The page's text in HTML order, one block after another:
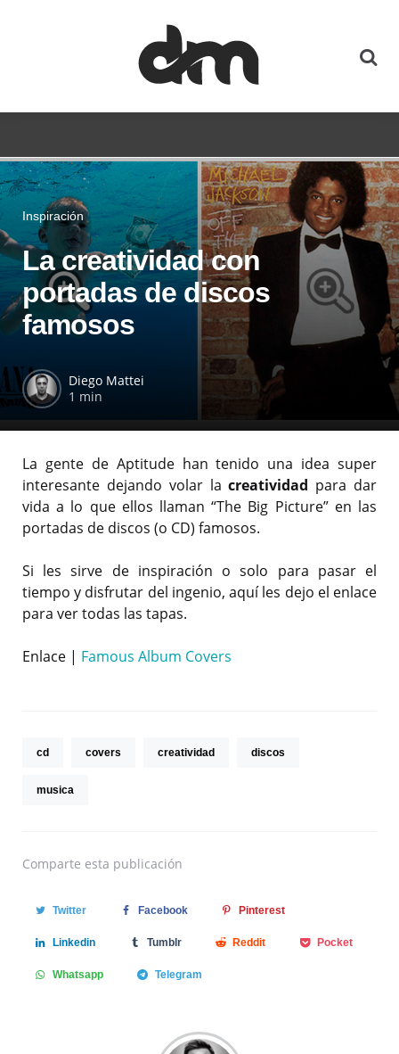
Inspiración
La creatividad con
portadas de discos
famosos
Diego Mattei
1 min
La gente de Aptitude han tenido una idea super
interesante dejando volar lacreatividad para dar
vida a lo que ellos llaman “The Big Picture” en las
portadas de discos (o CD) famosos.
Si les sirve de inspiración o solo para pasar el
tiempo y disfrutar del ingenio, aquí les dejo el enlace
para ver todas las tapas.
Enlace | Famous Album Covers
cd covers creatividad discos
musica
Comparte esta publicación
Twitter Facebook Pinterest
Linkedin Tumblr Reddit Pocket
Whatsapp Telegram